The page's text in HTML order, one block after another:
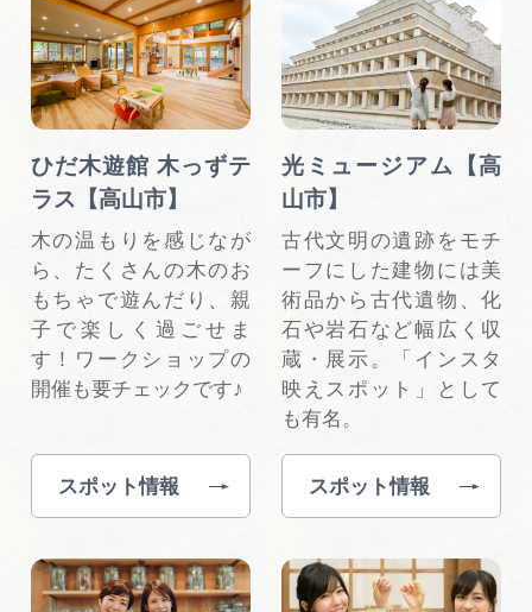
ひだ木遊館 木っずテ
ラス【高山市】
木の温もりを感じなが
ら、たくさんの木のお
もちゃで遊んだり、親
子で楽しく過ごせま
す！ワークショップの
開催も要チェックです♪
スポット情報
光ミュージアム【高
山市】
古代文明の遺跡をモチ
ーフにした建物には美
術品から古代遺物、化
石や岩石など幅広く収
蔵・展示。「インスタ
映えスポット」として
も有名。
スポット情報